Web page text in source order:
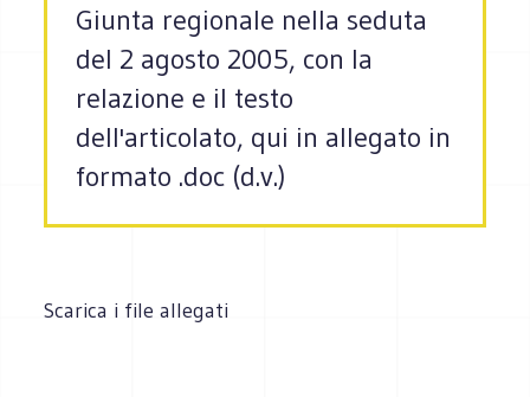
Giunta regionale nella seduta
del 2 agosto 2005, con la
relazione e il testo
dell'articolato, qui in allegato in
formato .doc (d.v.)
Scarica i file allegati